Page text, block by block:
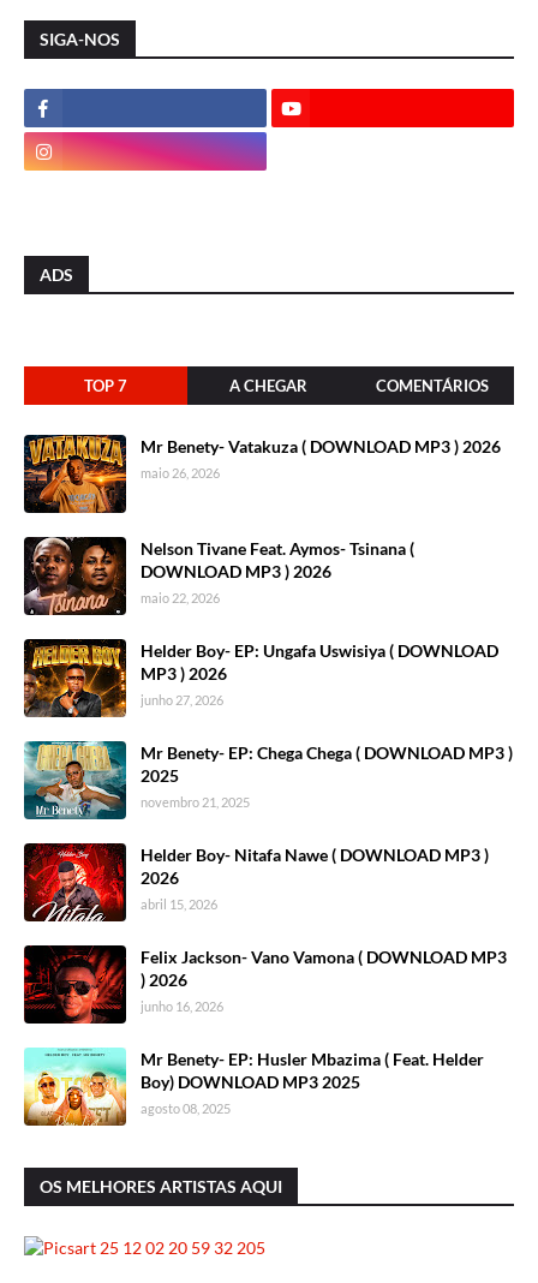
SIGA-NOS
ADS
TOP 7 A CHEGAR COMENTÁRIOS
Mr Benety- Vatakuza ( DOWNLOAD MP3 ) 2026
maio 26, 2026
Nelson Tivane Feat. Aymos- Tsinana (
DOWNLOAD MP3 ) 2026
maio 22, 2026
Helder Boy- EP: Ungafa Uswisiya ( DOWNLOAD
MP3 ) 2026
junho 27, 2026
Mr Benety- EP: Chega Chega ( DOWNLOAD MP3 )
2025
novembro 21, 2025
Helder Boy- Nitafa Nawe ( DOWNLOAD MP3 )
2026
abril 15, 2026
Felix Jackson- Vano Vamona ( DOWNLOAD MP3
) 2026
junho 16, 2026
Mr Benety- EP: Husler Mbazima ( Feat. Helder
Boy) DOWNLOAD MP3 2025
agosto 08, 2025
OS MELHORES ARTISTAS AQUI